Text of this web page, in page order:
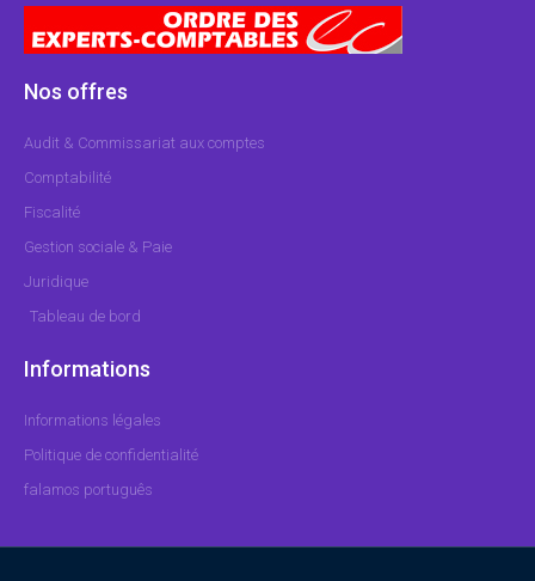
Nos offres
Audit & Commissariat aux comptes
Comptabilité
Fiscalité
Gestion sociale & Paie
Juridique
Tableau de bord
Informations
Informations légales
Politique de confidentialité
falamos português